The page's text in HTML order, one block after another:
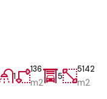
1
136
m2
5
5142
m2